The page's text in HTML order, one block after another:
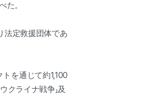
た。
法定救援団体であ
を通じて約1,100
クライナ戦争」及